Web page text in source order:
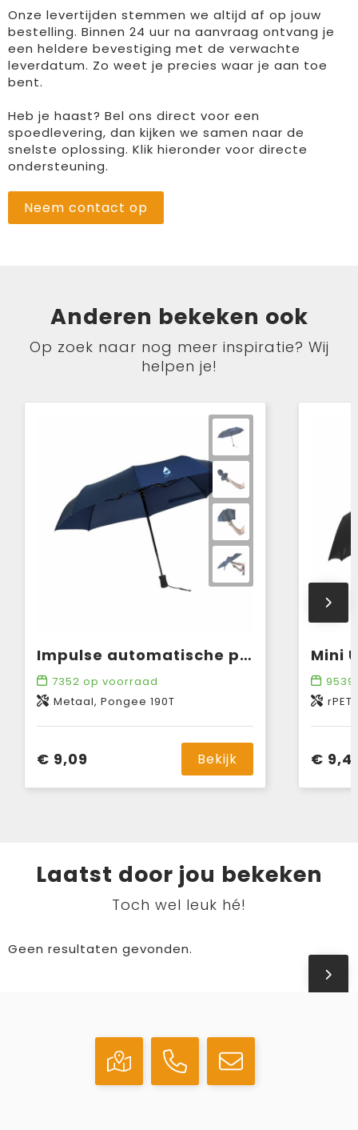
Onze levertijden stemmen we altijd af op jouw
bestelling. Binnen 24 uur na aanvraag ontvang je
een heldere bevestiging met de verwachte
leverdatum. Zo weet je precies waar je aan toe
bent.
Heb je haast? Bel ons direct voor een
spoedlevering, dan kijken we samen naar de
snelste oplossing. Klik hieronder voor directe
ondersteuning.
Neem contact op
Anderen bekeken ook
Op zoek naar nog meer inspiratie? Wij
helpen je!
Impulse automatische paraplu 21 inch
7352 op voorraad
Metaal, Pongee 190T
€ 9,09 Bekijk
9539
€
Laatst door jou bekeken
Toch wel leuk hé!
Geen resultaten gevonden.